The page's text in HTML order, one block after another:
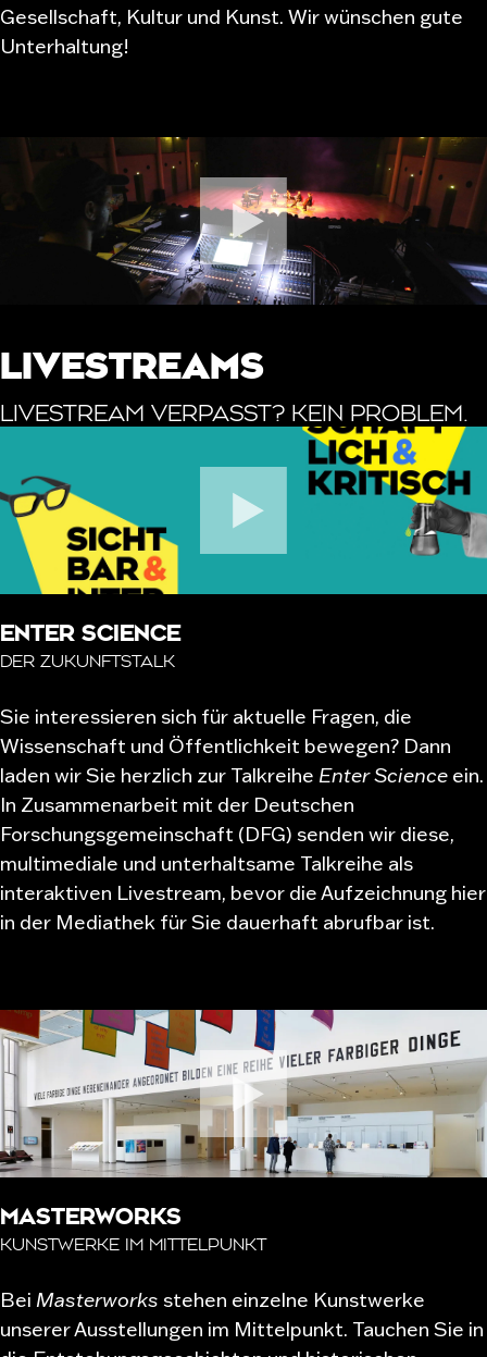
Gesellschaft, Kultur und Kunst. Wir wünschen gute
Unterhaltung!
LIVESTREAMS
LIVESTREAM VERPASST? KEIN PROBLEM.
ENTER SCIENCE
DER ZUKUNFTSTALK
Sie interessieren sich für aktuelle Fragen, die
Wissenschaft und Öffentlichkeit bewegen? Dann
laden wir Sie herzlich zur Talkreihe Enter Science ein.
In Zusammenarbeit mit der Deutschen
Forschungsgemeinschaft (DFG) senden wir diese,
multimediale und unterhaltsame Talkreihe als
interaktiven Livestream, bevor die Aufzeichnung hier
in der Mediathek für Sie dauerhaft abrufbar ist.
MASTERWORKS
KUNSTWERKE IM MITTELPUNKT
Bei Masterworks stehen einzelne Kunstwerke
unserer Ausstellungen im Mittelpunkt. Tauchen Sie in